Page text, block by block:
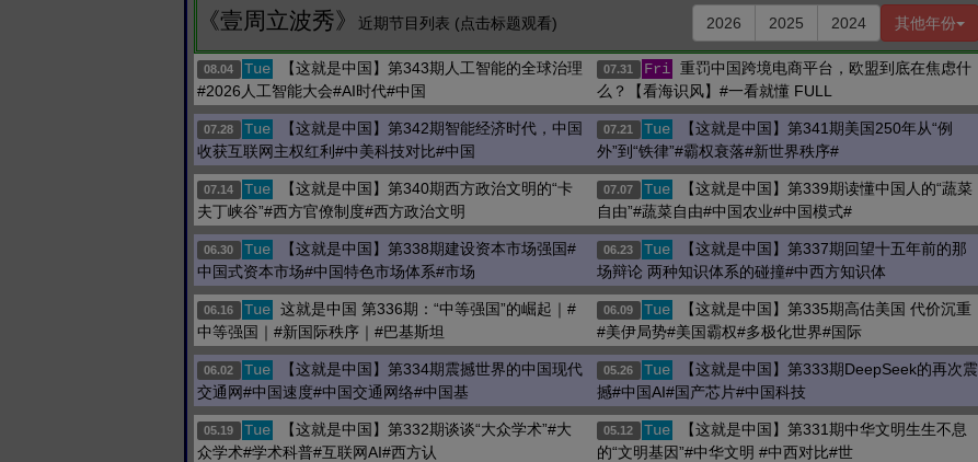
《壹周立波秀》 近期节目列表 (点击标题观看) 2026 2025 2024 其他年份
08.04 Tue
【这就是中国】第343期人工智能的全球治理
#2026人工智能大会#AI时代#中国
07.31 Fri 重罚中国跨境电商平台，欧盟到底在焦虑什
么？【看海识风】#一看就懂 FULL
07.28 Tue
【这就是中国】第342期智能经济时代，中国
收获互联网主权红利#中美科技对比#中国
07.21 Tue
【这就是中国】第341期美国250年从“例
外”到“铁律”#霸权衰落#新世界秩序#
07.14 Tue
【这就是中国】第340期西方政治文明的“卡
夫丁峡谷”#西方官僚制度#西方政治文明
07.07 Tue
【这就是中国】第339期读懂中国人的“蔬菜
自由”#蔬菜自由#中国农业#中国模式#
06.30 Tue
【这就是中国】第338期建设资本市场强国#
中国式资本市场#中国特色市场体系#市场
06.23 Tue
【这就是中国】第337期回望十五年前的那
场辩论 两种知识体系的碰撞#中西方知识体
06.16 Tue 这就是中国 第336期：“中等强国”的崛起｜#
中等强国｜#新国际秩序｜#巴基斯坦
06.09 Tue
【这就是中国】第335期高估美国 代价沉重
#美伊局势#美国霸权#多极化世界#国际
06.02 Tue
【这就是中国】第334期震撼世界的中国现代
交通网#中国速度#中国交通网络#中国基
05.26 Tue
【这就是中国】第333期DeepSeek的再次震
撼#中国AI#国产芯片#中国科技
05.19 Tue
【这就是中国】第332期谈谈“大众学术”#大
众学术#学术科普#互联网AI#西方认
05.12 Tue
【这就是中国】第331期中华文明生生不息
的“文明基因”#中华文明 #中西对比#世